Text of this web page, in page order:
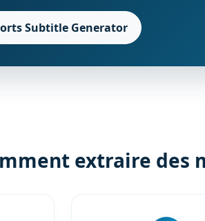
Subtitle Generator
extraire des